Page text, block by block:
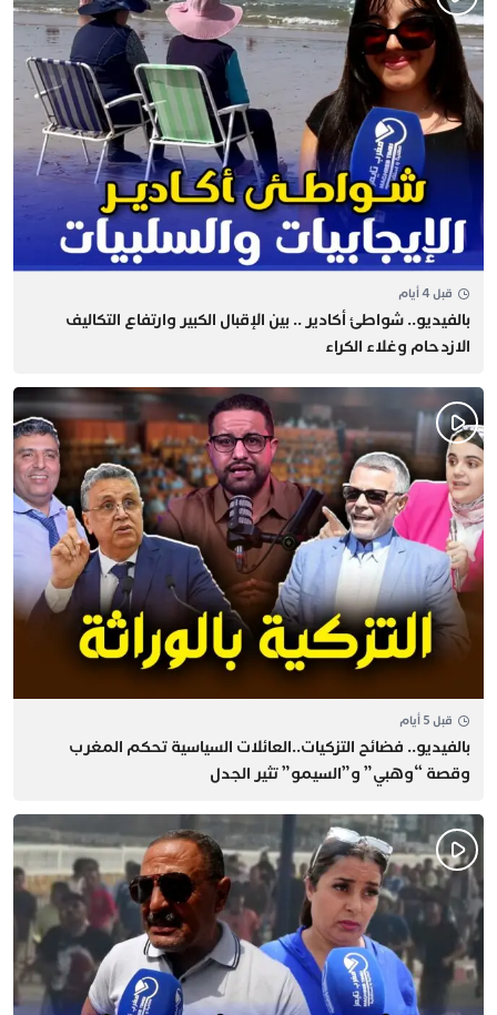
قبل 4 أيام
بالفيديو.. شواطئ أكادير .. بين الإقبال الكبير وارتفاع التكاليف
الازدحام وغلاء الكراء
قبل 5 أيام
بالفيديو.. فضائح التزكيات..العائلات السياسية تحكم المغرب
وقصة “وهبي” و”السيمو” تثير الجدل